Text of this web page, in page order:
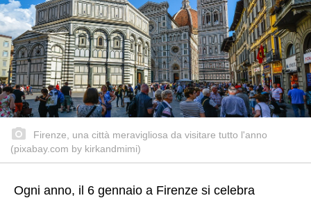
Firenze, una città meravigliosa da visitare tutto l'anno
(pixabay.com by kirkandmimi)
Ogni anno, il 6 gennaio a Firenze si celebra